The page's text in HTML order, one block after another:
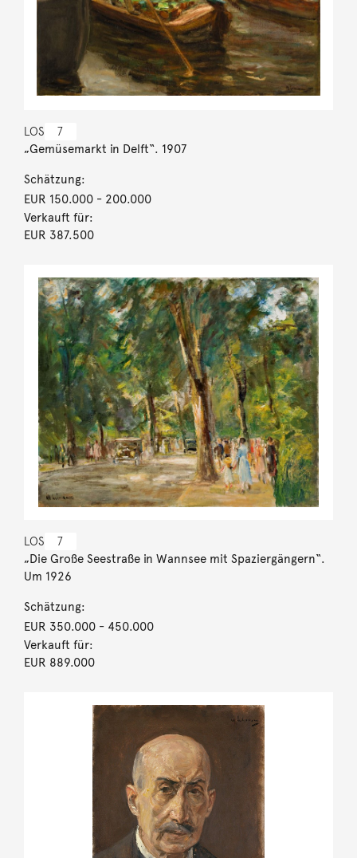
LOS 7
„Gemüsemarkt in Delft“. 1907
Schätzung:
EUR 150.000- 200.000
Verkauft für:
EUR 387.500
LOS 7
„Die Große Seestraße in Wannsee mit Spaziergängern“.
Um 1926
Schätzung:
EUR 350.000- 450.000
Verkauft für:
EUR 889.000